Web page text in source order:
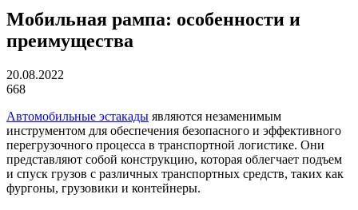
Мобильная рампа: особенности и
преимущества
20.08.2022
668
Автомобильные эстакады являются незаменимым
инструментом для обеспечения безопасного и эффективного
перегрузочного процесса в транспортной логистике. Они
представляют собой конструкцию, которая облегчает подъем
и спуск грузов с различных транспортных средств, таких как
фургоны, грузовики и контейнеры.